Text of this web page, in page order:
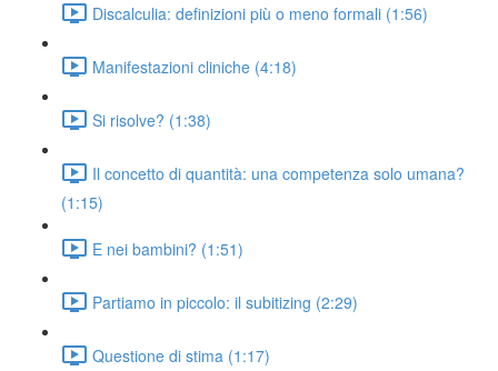
Discalculia: definizioni più o meno formali (1:56)
Manifestazioni cliniche (4:18)
Si risolve? (1:38)
Il concetto di quantità: una competenza solo umana?
(1:15)
E nei bambini? (1:51)
Partiamo in piccolo: il subitizing (2:29)
Questione di stima (1:17)